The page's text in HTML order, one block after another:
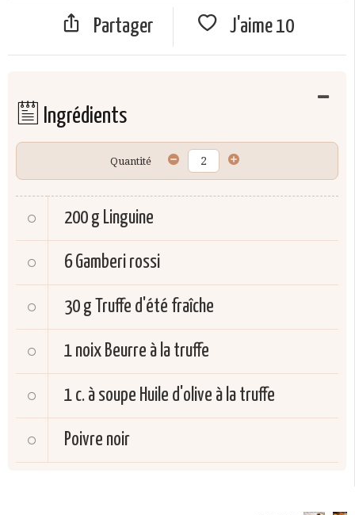
Partager J'aime10
Ingrédients
Quantité
200 g Linguine
6 Gamberi rossi
30 g Truffe d'été fraîche
1 noix Beurre à la truffe
1 c. à soupe Huile d'olive à la truffe
Poivre noir